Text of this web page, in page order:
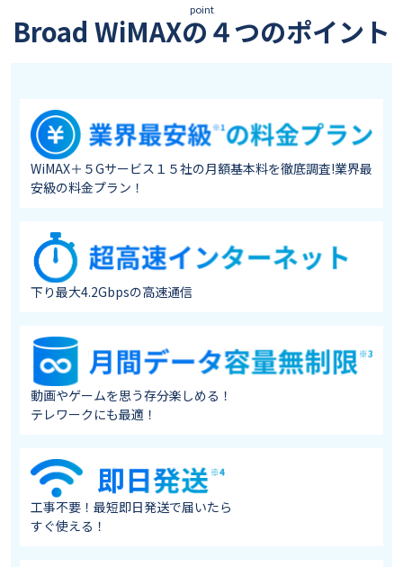
point
Broad WiMAXの４つのポイント
WiMAX＋５Gサービス１５社の月額基本料を徹底調査!業界最
安級の料金プラン！
下り最大4.2Gbpsの高速通信
動画やゲームを思う存分楽しめる！
テレワークにも最適！
工事不要！最短即日発送で届いたら
すぐ使える！